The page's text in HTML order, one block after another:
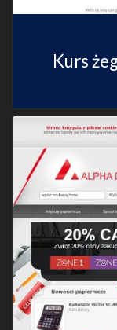
Kurs